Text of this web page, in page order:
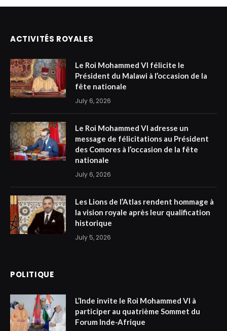
ACTIVITÉS ROYALES
Le Roi Mohammed VI félicite le
Président du Malawi à l’occasion de la
fête nationale
July 6, 2026
Le Roi Mohammed VI adresse un
message de félicitations au Président
des Comores à l’occasion de la fête
nationale
July 6, 2026
Les Lions de l’Atlas rendent hommage à
la vision royale après leur qualification
historique
July 5, 2026
POLITIQUE
L’Inde invite le Roi Mohammed VI à
participer au quatrième Sommet du
Forum Inde-Afrique